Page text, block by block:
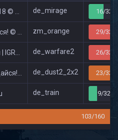
de_mirage 16/32
Show zm_orange 29/32
ツ █ de_warfare2 26/32
de_dust2_2x2 23/32
de_train 9/32
103/160